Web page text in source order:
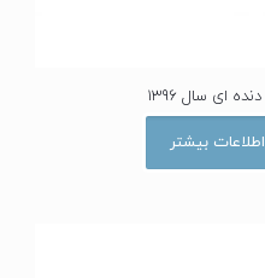
اطلاعات بیشتر